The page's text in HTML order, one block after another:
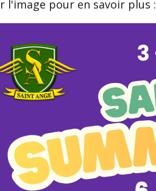
l'image pour en savoir plus :